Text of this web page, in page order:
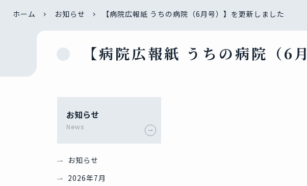
ホーム お知らせ 【病院広報紙 うちの病院（6月号）】を更新しました
【病院広報紙 うちの病院（6
お知らせ
News
お知らせ
2026年7月